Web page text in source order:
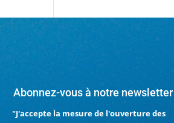
Abonnez-vous à notre newsletter
"J'accepte la mesure de l'ouverture des